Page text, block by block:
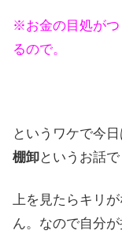
※お金の目処がつ
るので。
というワケで今日
棚卸というお話で
上を見たらキリ
ん。なので自分